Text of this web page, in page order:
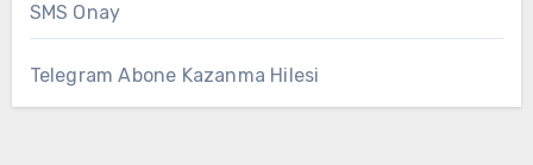
SMS Onay
Telegram Abone Kazanma Hilesi